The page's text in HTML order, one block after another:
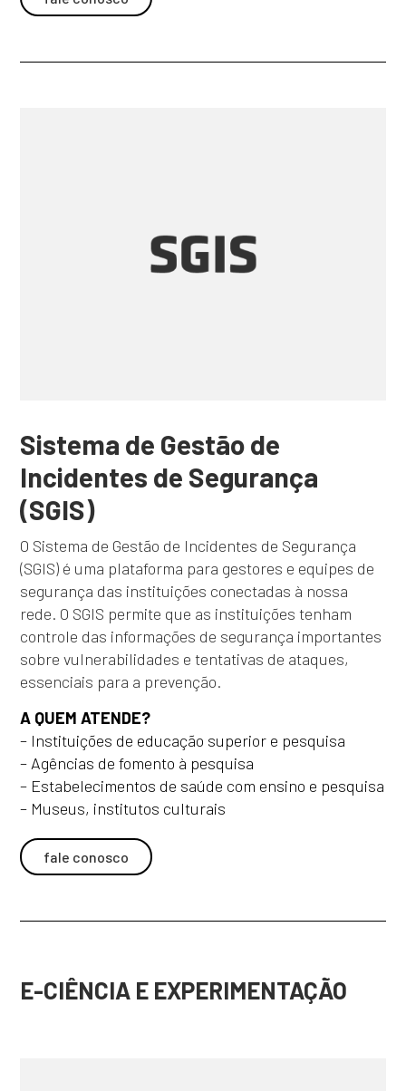
Sistema de Gestão de
Incidentes de Segurança
(SGIS)
O Sistema de Gestão de Incidentes de Segurança
(SGIS) é uma plataforma para gestores e equipes de
segurança das instituições conectadas à nossa
rede. O SGIS permite que as instituições tenham
controle das informações de segurança importantes
sobre vulnerabilidades e tentativas de ataques,
essenciais para a prevenção.
A QUEM ATENDE?
– Instituições de educação superior e pesquisa
– Agências de fomento à pesquisa
– Estabelecimentos de saúde com ensino e pesquisa
– Museus, institutos culturais
fale conosco
E-CIÊNCIA E EXPERIMENTAÇÃO